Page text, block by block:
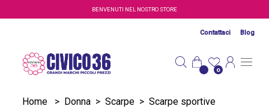
Salta al contenuto principaleBENVENUTI NEL NOSTRO STORE
Contattaci Blog
0
Home > Donna > Scarpe > Scarpe sportive